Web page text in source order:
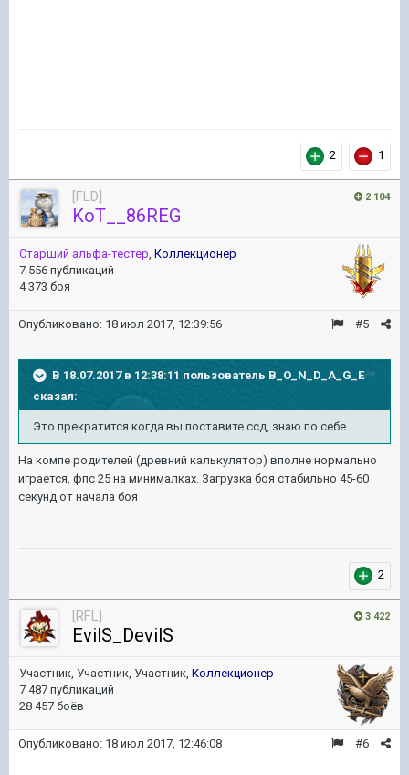
2 1
2 104
[FLD]
KoT__86REG
Старший альфа-тестер Коллекционер
7 556 публикаций
4 373 боя
#5
Опубликовано: 18 июл 2017, 12:39:56
В 18.07.2017 в 12:38:11 пользователь B_O_N_D_A_G_E
сказал:
Это прекратится когда вы поставите ссд, знаю по себе.
На компе родителей (древний калькулятор) вполне нормально
играется, фпс 25 на минималках. Загрузка боя стабильно 45-60
секунд от начала боя
2
3 422
[RFL]
EvilS_DevilS
Участник, Участник, Участник, Коллекционер
7 487 публикаций
28 457 боёв
#6
Опубликовано: 18 июл 2017, 12:46:08